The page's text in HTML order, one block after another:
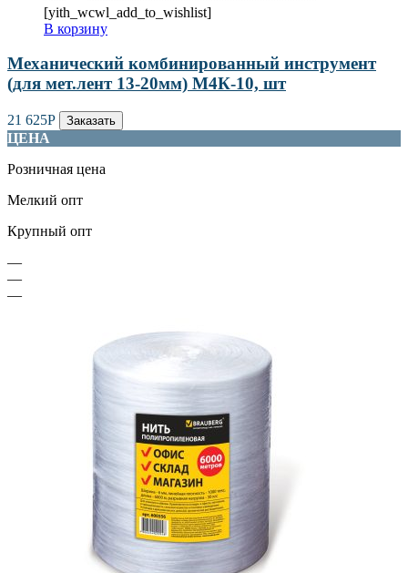
[yith_wcwl_add_to_wishlist]
В корзину
Механический комбинированный инструмент
(для мет.лент 13-20мм) М4К-10, шт
21 625Р Заказать
ЦЕНА
Розничная цена
Мелкий опт
Крупный опт
—
—
—